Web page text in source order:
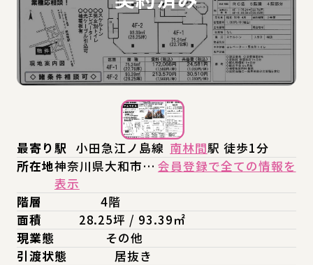
最寄り駅 小田急江ノ島線 南林間駅 徒歩1分
所在地神奈川県大和市… 会員登録で全ての情報を
表示
階層
4階
面積
28.25坪 / 93.39㎡
現業態
その他
引渡状態
居抜き